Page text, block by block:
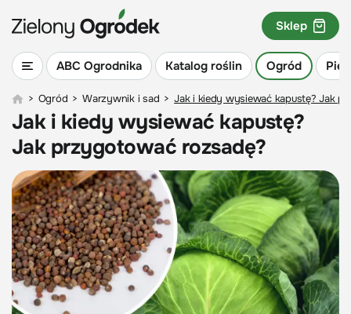
ABC Ogrodnika Katalog roślin Ogród
Sklep
> Ogród > Warzywnik i sad > Jak i kiedy wysiewać kapustę? Jak
Jak i kiedy wysiewać kapustę?
Jak przygotować rozsadę?